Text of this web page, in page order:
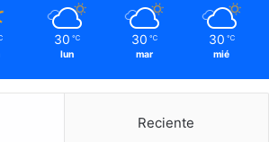
30 ℃
lun
30 ℃
mar
30 ℃
mié
Reciente